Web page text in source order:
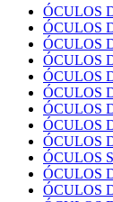
ÓCULOS
ÓCULOS
ÓCULOS
ÓCULOS
ÓCULOS
ÓCULOS
ÓCULOS
ÓCULOS
ÓCULOS
ÓCULOS
ÓCULOS
ÓCULOS